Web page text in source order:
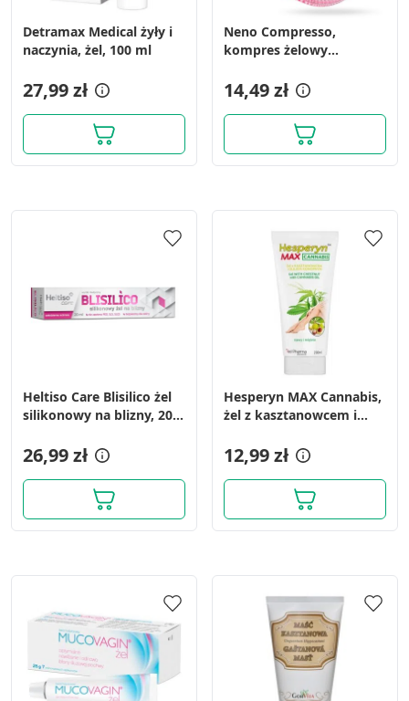
Detramax Medical żyły i
naczynia, żel, 100 ml
27,99 zł
Neno Compresso,
kompres żelowy
14,49 zł
Heltiso Care Blisilico żel
silikonowy na blizny, 20
26,99 zł
Hesperyn MAX Cannabis,
żel z kasztanowcem i
ml
12,99 zł